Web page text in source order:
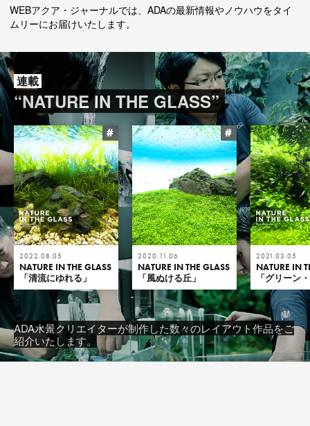
WEBアクア・ジャーナルでは、ADAの最新情報やノウハウをタイ
ムリーにお届けいたします。
連載
“NATURE IN THE GLASS”
#
2022.08.05
NATURE IN THE GLASS
「清流にゆれる」
#
2020.11.06
NATURE IN THE GLASS
「風ぬける丘」
2021.03.05
NATURE IN
「グリーン
ADA水景クリエイターが制作した数々のレイアウト作品をご
紹介いたします。